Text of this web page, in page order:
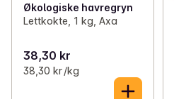
Økologiske havregryn
Lettkokte, 1 kg, Axa
38,30 kr
38,30 kr /kg